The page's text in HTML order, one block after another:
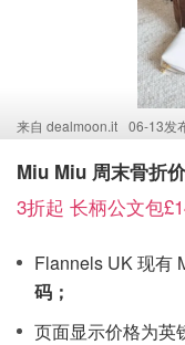
来自 dealmoon.it 06-13发
Miu Miu 周末骨折
3折起 长柄公文包
Flannels UK 现有
码；
页面显示价格为英